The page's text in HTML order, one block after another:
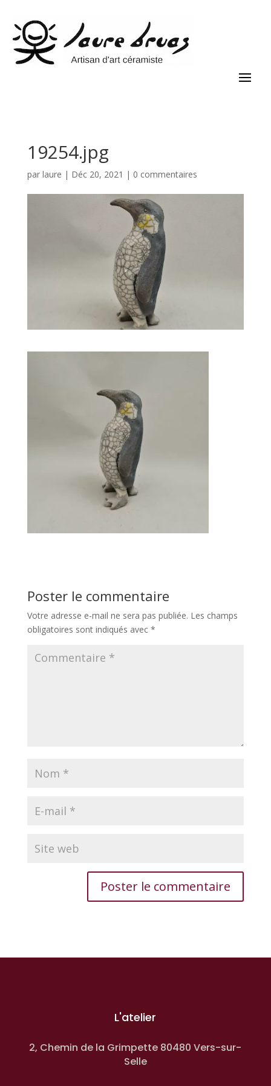
19254.jpg
par laure | Déc 20, 2021 | 0 commentaires
Poster le commentaire
Votre adresse e-mail ne sera pas publiée. Les champs
obligatoires sont indiqués avec *
L'atelier
2, Chemin de la Grimpette 80480 Vers-sur-
Selle